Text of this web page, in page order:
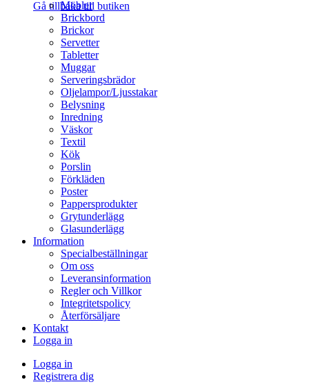
Gå tillbaka till butiken
Möbler
Brickbord
Brickor
Servetter
Tabletter
Muggar
Serveringsbrädor
Oljelampor/Ljusstakar
Belysning
Inredning
Väskor
Textil
Kök
Porslin
Förkläden
Poster
Pappersprodukter
Grytunderlägg
Glasunderlägg
Information
Specialbeställningar
Om oss
Leveransinformation
Regler och Villkor
Integritetspolicy
Återförsäljare
Kontakt
Logga in
Logga in
Registrera dig